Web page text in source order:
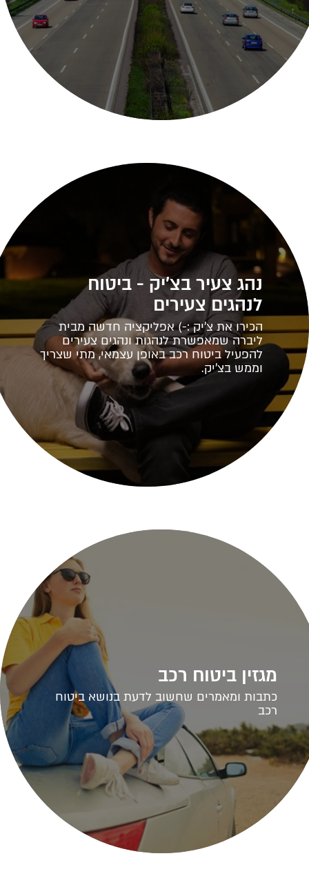
נהג צעיר בצ'יק - ביטוח
לנהגים צעירים
הכירו את צ'יק :-) אפליקציה חדשה מבית
ליברה שמאפשרת לנהגות ונהגים צעירים
להפעיל ביטוח רכב באופן עצמאי, מתי שצריך
וממש בצ'יק.
מגזין ביטוח רכב
כתבות ומאמרים שחשוב לדעת בנושא ביטוח
רכב